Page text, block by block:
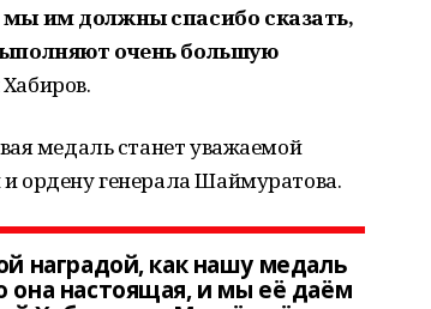
им должны спасибо сказать,
очень большую
медаль станет уважаемой
ордену генерала Шаймуратова.
наградой, как нашу медаль
настоящая, и мы её даём